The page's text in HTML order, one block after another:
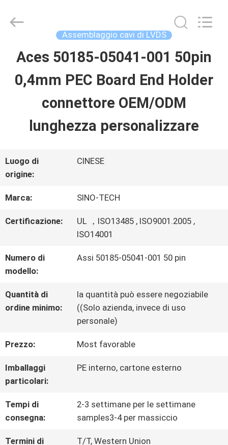
CASA.
VIDEO
SU
DI
NOI
VISITA
DELLA
FABBRICA
CONTROLLO
DELLA
QUALITÀ
CONTATTACI
Media
Reserved.
Assemblaggio cavi di LVDS
Aces 50185-05041-001 50pin
0,4mm PEC Board End Holder
connettore OEM/ODM
lunghezza personalizzare
Luogo di
origine:
CINESE
Marca: SINO-TECH
Certificazione:
UL ，ISO13485 , ISO9001.2005 ,
ISO14001
Numero di
modello:
Assi 50185-05041-001 50 pin
Quantità di
ordine minimo:
la quantità può essere negoziabile
((Solo azienda, invece di uso
personale)
Prezzo: Most favorable
Imballaggi
particolari:
PE interno, cartone esterno
Tempi di
consegna:
2-3 settimane per le settimane
samples3-4 per massiccio
Termini di
T/T, Western Union